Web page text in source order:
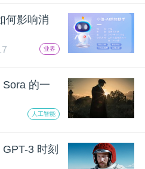
何影响消
业界
的一
人工智能
3 时刻